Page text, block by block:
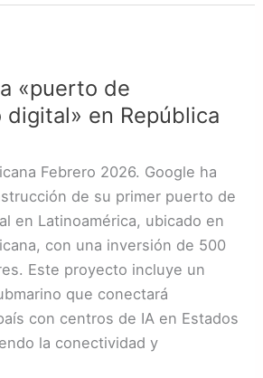
«puerto de
en República
Febrero 2026. Google ha
de su primer puerto de
en Latinoamérica, ubicado en
con una inversión de 500
Este proyecto incluye un
que conectará
con centros de IA en Estados
la conectividad y